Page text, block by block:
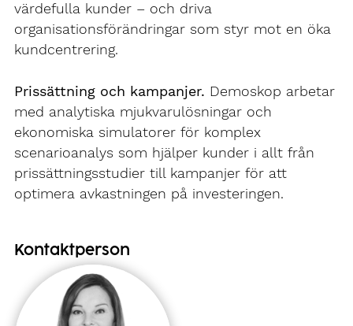
värdefulla kunder – och driva
organisationsförändringar som styr mot en öka
kundcentrering.
Prissättning och kampanjer. Demoskop arbetar
med analytiska mjukvarulösningar och
ekonomiska simulatorer för komplex
scenarioanalys som hjälper kunder i allt från
prissättningsstudier till kampanjer för att
optimera avkastningen på investeringen.
Kontaktperson